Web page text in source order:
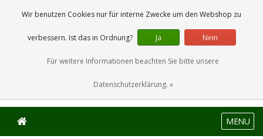
0 Artikel
MENU
Wir benutzen Cookies nur für interne Zwecke um den Webshop zu
verbessern. Ist das in Ordnung? Ja Nein
Für weitere Informationen beachten Sie bitte unsere
Datenschutzerklärung. »